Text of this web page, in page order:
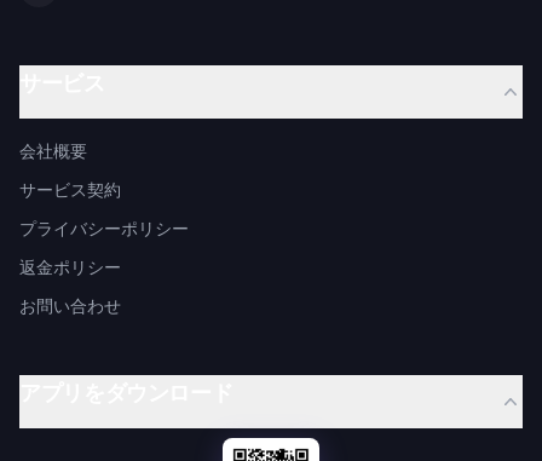
会社概要
サービス契約
プライバシーポリシー
返金ポリシー
お問い合わせ